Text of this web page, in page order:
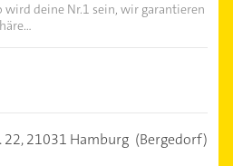
wird deine Nr.1 sein, wir garantieren
22,21031 Hamburg (Bergedorf)